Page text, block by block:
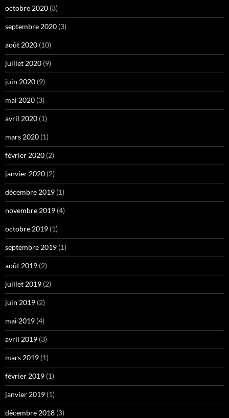
octobre 2020 (3)
septembre 2020 (3)
août 2020 (10)
juillet 2020 (9)
juin 2020 (9)
mai 2020 (3)
avril 2020 (1)
mars 2020 (1)
février 2020 (2)
janvier 2020 (2)
décembre 2019 (1)
novembre 2019 (4)
octobre 2019 (1)
septembre 2019 (1)
août 2019 (2)
juillet 2019 (2)
juin 2019 (2)
mai 2019 (4)
avril 2019 (3)
mars 2019 (1)
février 2019 (1)
janvier 2019 (1)
décembre 2018 (3)